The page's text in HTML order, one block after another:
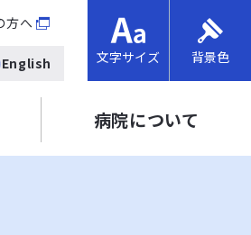
方へ
English 文字サイズ 背景色
病院について